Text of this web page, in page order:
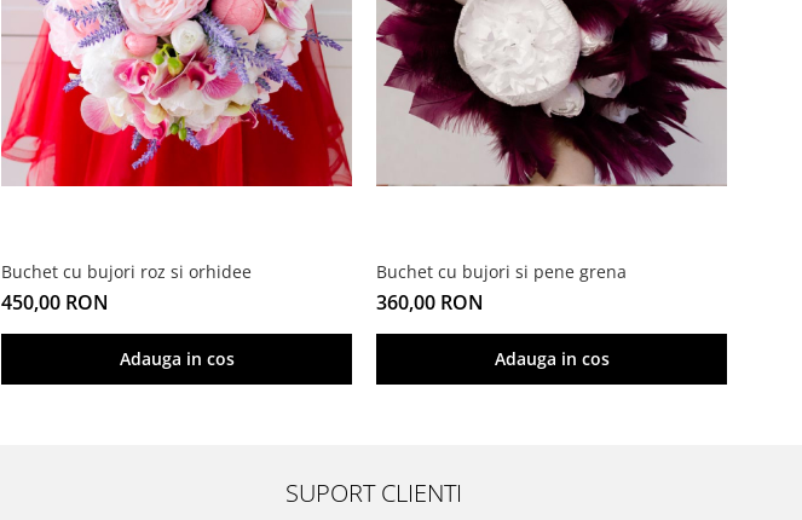
Buchet cu bujori roz si orhidee
450,00 RON
Adauga in cos
Buchet cu bujori si pene grena
360,00 RON
Adauga in cos
SUPORT CLIENTI